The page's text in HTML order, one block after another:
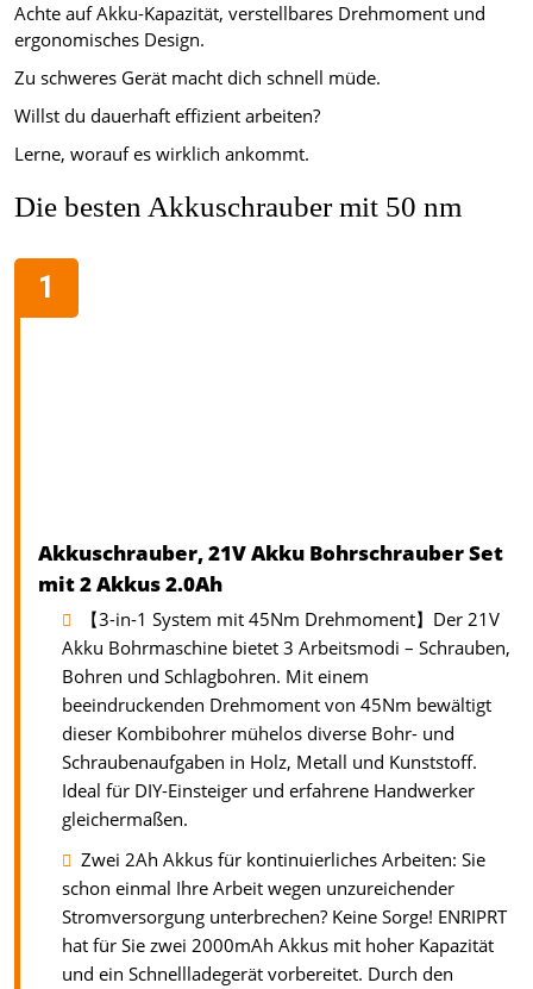
Achte auf Akku-Kapazität, verstellbares Drehmoment und
ergonomisches Design.
Zu schweres Gerät macht dich schnell müde.
Willst du dauerhaft effizient arbeiten?
Lerne, worauf es wirklich ankommt.
Die besten Akkuschrauber mit 50 nm
Akkuschrauber, 21V Akku Bohrschrauber Set
mit 2 Akkus 2.0Ah
【3-in-1 System mit 45Nm Drehmoment】Der 21V
Akku Bohrmaschine bietet 3 Arbeitsmodi – Schrauben,
Bohren und Schlagbohren. Mit einem
beeindruckenden Drehmoment von 45Nm bewältigt
dieser Kombibohrer mühelos diverse Bohr- und
Schraubenaufgaben in Holz, Metall und Kunststoff.
Ideal für DIY-Einsteiger und erfahrene Handwerker
gleichermaßen.
Zwei 2Ah Akkus für kontinuierliches Arbeiten: Sie
schon einmal Ihre Arbeit wegen unzureichender
Stromversorgung unterbrechen? Keine Sorge! ENRIPRT
hat für Sie zwei 2000mAh Akkus mit hoher Kapazität
und ein Schnellladegerät vorbereitet. Durch den